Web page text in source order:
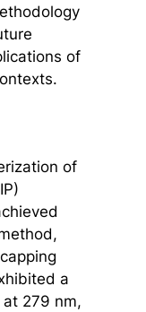
of
of
a
279 nm,